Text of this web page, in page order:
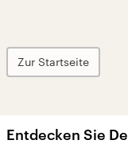
Zur Startseite
Entdecken Sie